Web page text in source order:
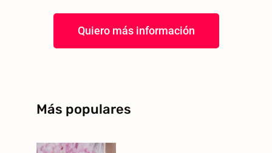
Quiero más información
Más populares